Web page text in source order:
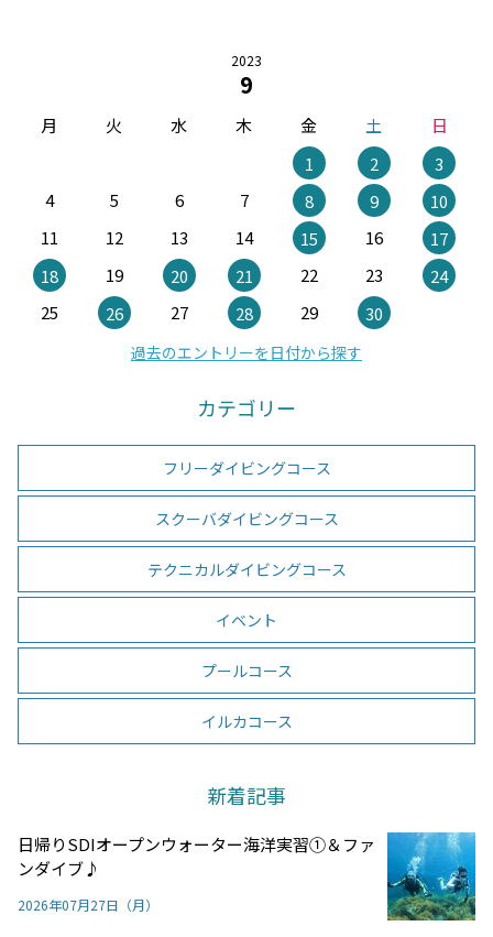
2023
9
月 火 水 木 金 土
日
1
2
3
4
5 6 7 8 9
10
11
12 13 14 15 16
17
18
19 20 21 22 23
24
25
26 27 28 29 30
過去のエントリーを日付から探す
カテゴリー
フリーダイビングコース
スクーバダイビングコース
テクニカルダイビングコース
イベント
プールコース
イルカコース
新着記事
日帰りSDIオープンウォーター海洋実習①＆ファ
ンダイブ♪
2026年07月27日（月）